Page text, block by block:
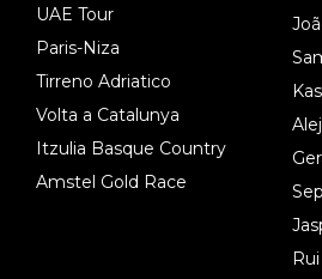
UAE Tour
Paris-Niza
Tirreno Adriatico
Volta a Catalunya
Itzulia Basque Country
Amstel Gold Race